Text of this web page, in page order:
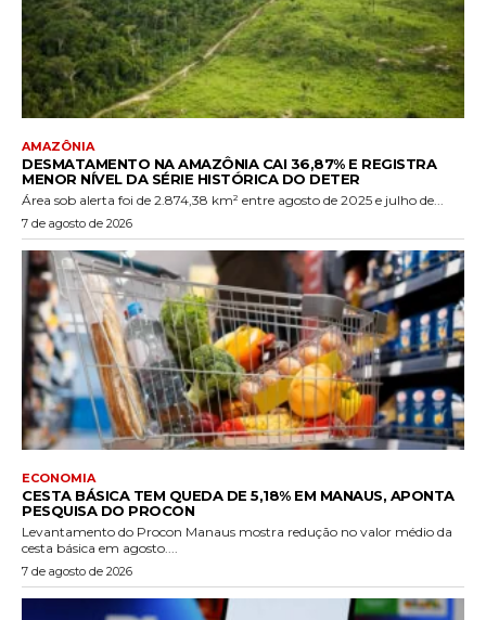
AMAZÔNIA
DESMATAMENTO NA AMAZÔNIA CAI 36,87% E REGISTRA
MENOR NÍVEL DA SÉRIE HISTÓRICA DO DETER
Área sob alerta foi de 2.874,38 km² entre agosto de 2025 e julho de...
7 de agosto de 2026
ECONOMIA
CESTA BÁSICA TEM QUEDA DE 5,18% EM MANAUS, APONTA
PESQUISA DO PROCON
Levantamento do Procon Manaus mostra redução no valor médio da
cesta básica em agosto....
7 de agosto de 2026